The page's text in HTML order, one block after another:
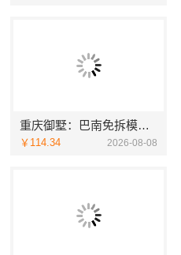
重庆御墅：巴南免拆模板预算
￥114.34 2026-08-08